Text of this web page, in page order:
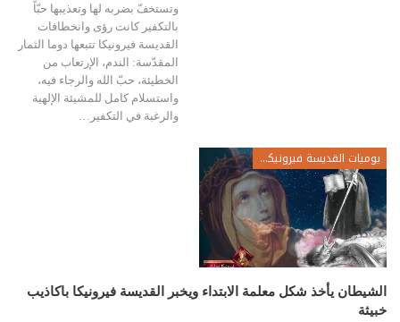
وتستخفّ بضربه لها وتعذيبها حبّاً
بالتكفير كانت رؤى وانخطافات
القديسة فيرونيكا تتبعها دوما الثمار
المقدّسة: الندم، الإرتعاب من
الخطيئة، حبّ الله والرجاء فيه،
واستسلام كامل للمشيئة الإلهية
والرغبة في التكفير…
يوميات القديسة فيرونيكا جولياني
الشيطان يأخذ شكل معلمة الابتداء ويخبر القديسة فيرونيكا باكاذيب
خبيثة